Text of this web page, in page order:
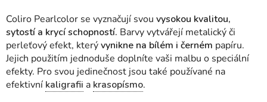
Coliro Pearlcolor se vyznačují svou vysokou kvalitou,
sytostí a krycí schopností. Barvy vytvářejí metalický či
perleťový efekt, kterývynikne na bílém i černém papíru.
Jejich použitím jednoduše doplníte vaši malbu o speciální
efekty. Pro svou jedinečnost jsou také používané na
efektivní kaligrafii a krasopísmo.